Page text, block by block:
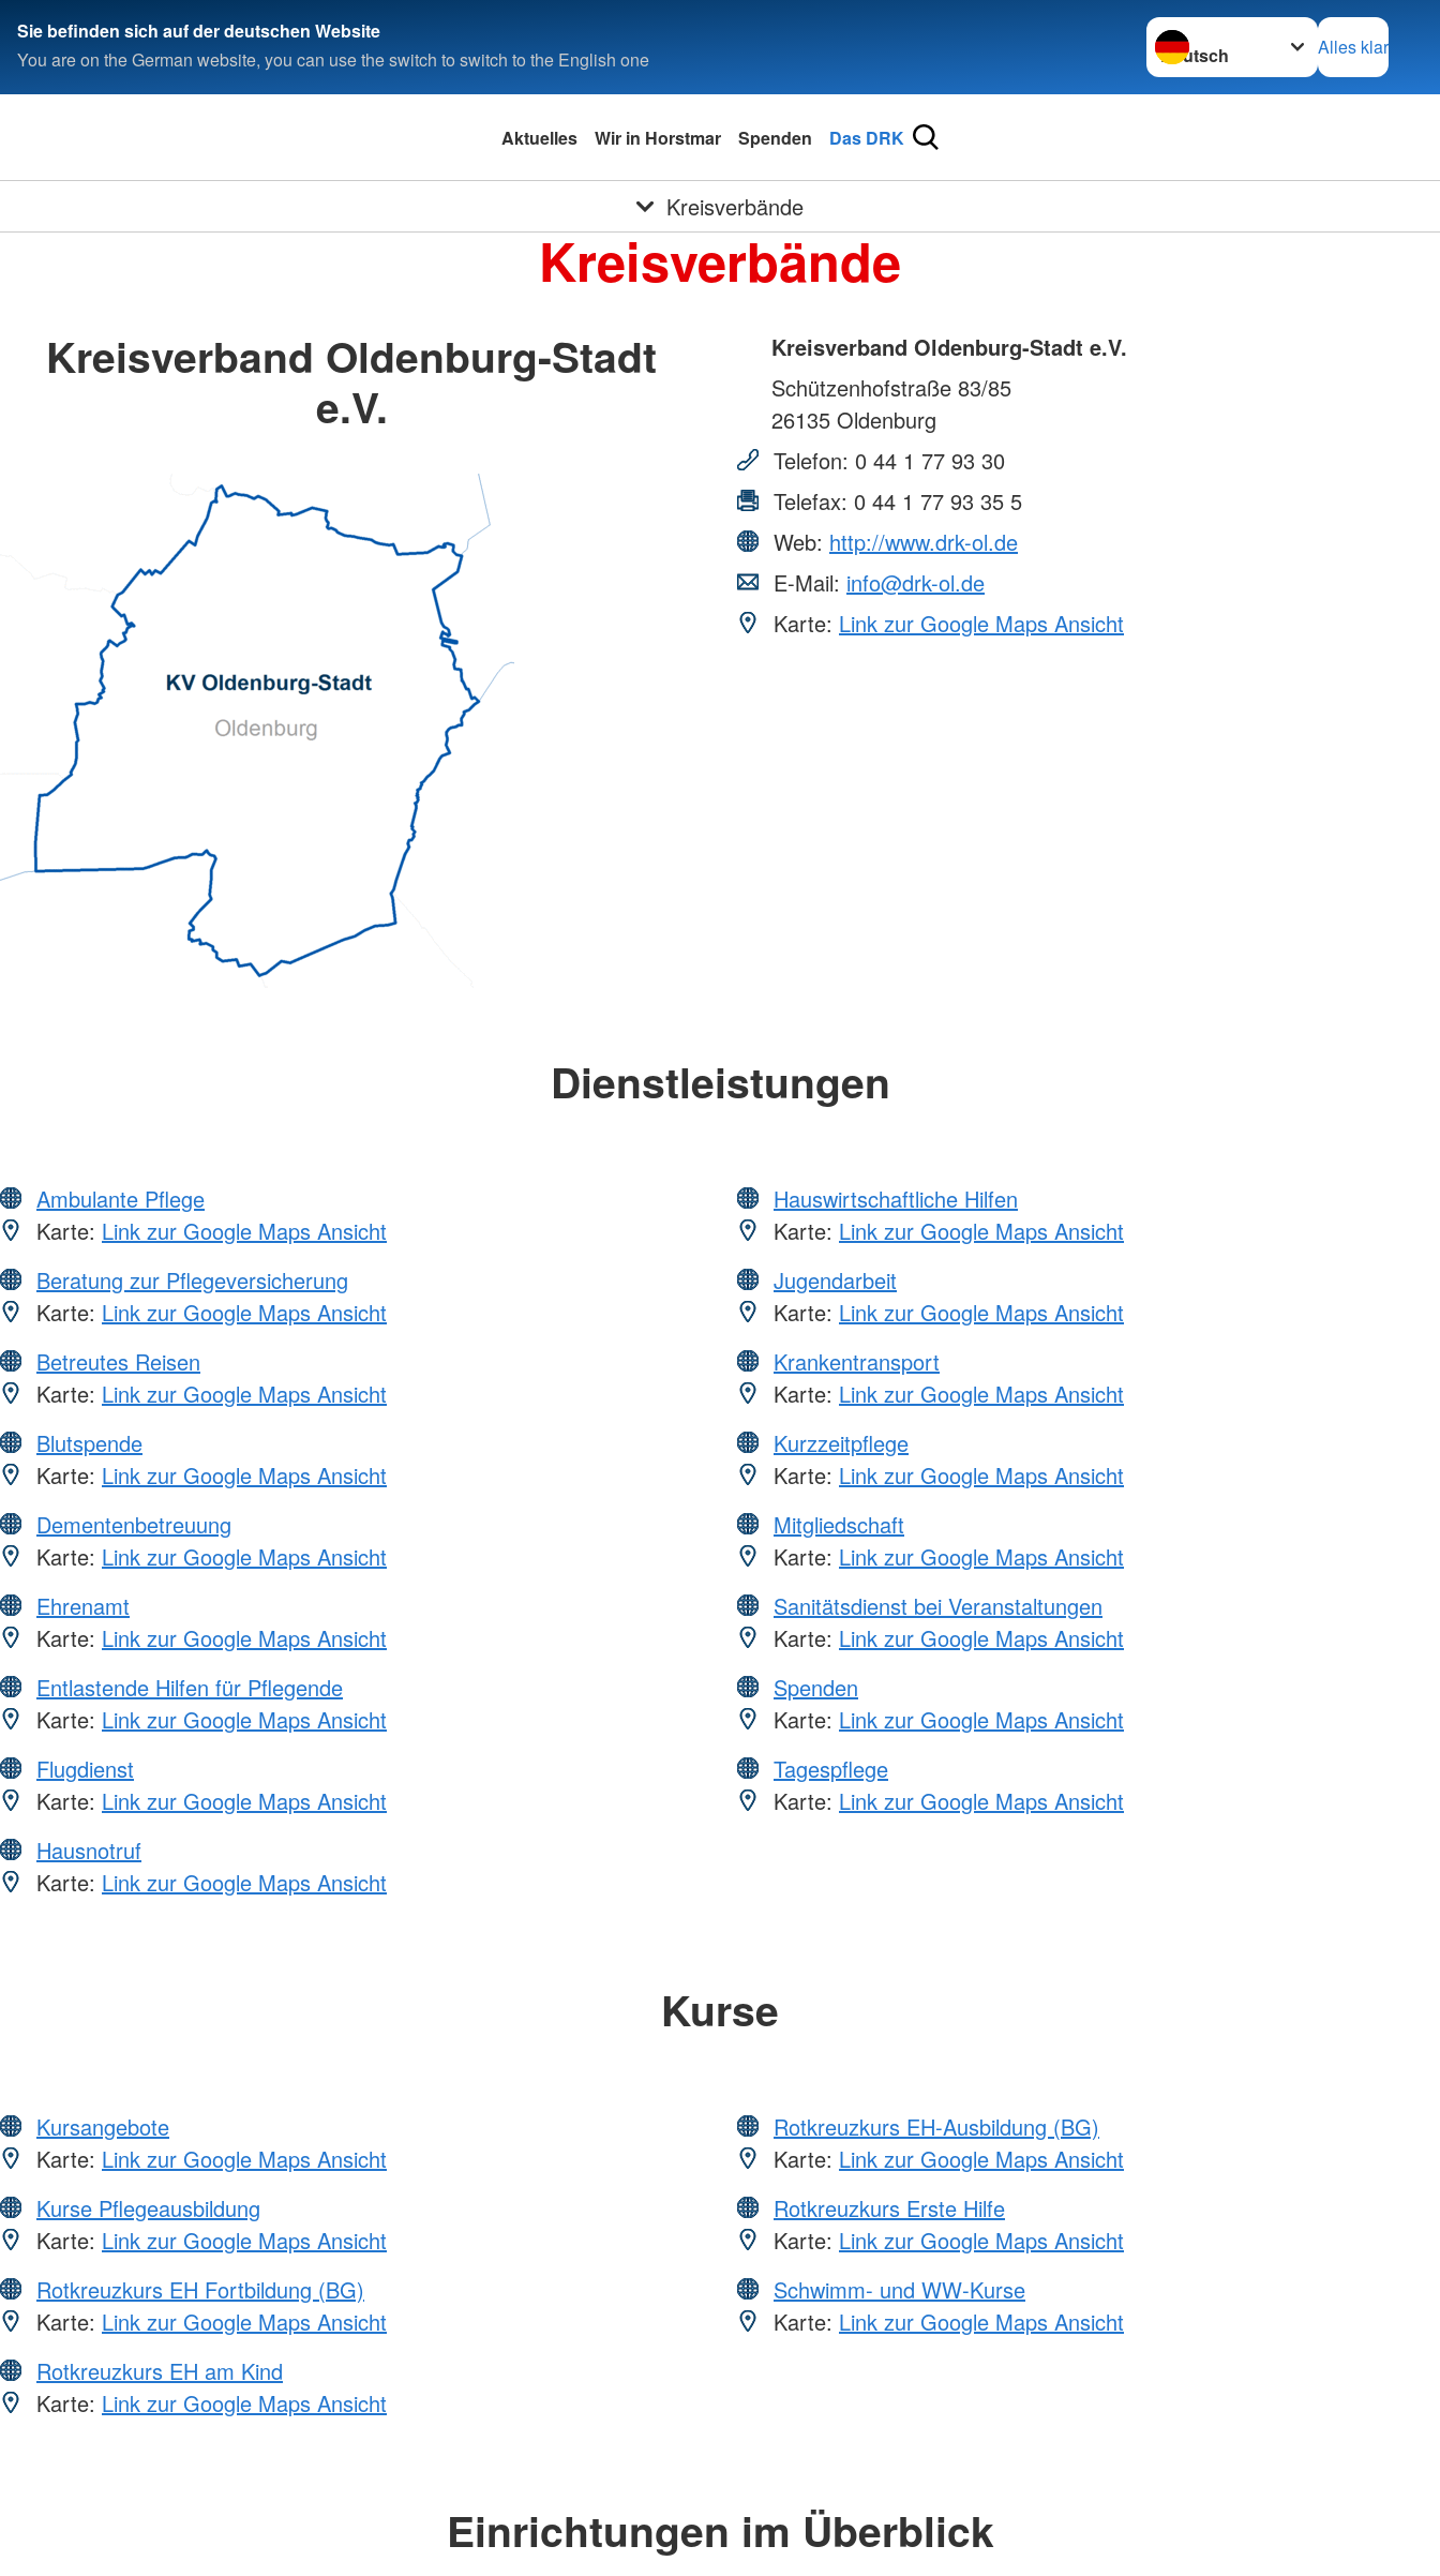
Sie befinden sich auf der deutschen Website
You are on the German website, you can use the switch to switch to the English one
Sprache wechseln zu
Alles klar
Aktuelles Wir in Horstmar Spenden Das DRK
Kreisverbände
Kreisverbände
Kreisverband Oldenburg-Stadt
e.V.
Kreisverband Oldenburg-Stadt e.V.
Schützenhofstraße 83/85
26135 Oldenburg
Telefon: 0 44 1 77 93 30
Telefax: 0 44 1 77 93 35 5
Web: http://www.drk-ol.de
E-Mail: info@drk-ol.de
Karte: Link zur Google Maps Ansicht
Dienstleistungen
Ambulante Pflege
Karte: Link zur Google Maps Ansicht
Beratung zur Pflegeversicherung
Karte: Link zur Google Maps Ansicht
Betreutes Reisen
Karte: Link zur Google Maps Ansicht
Blutspende
Karte: Link zur Google Maps Ansicht
Dementenbetreuung
Karte: Link zur Google Maps Ansicht
Ehrenamt
Karte: Link zur Google Maps Ansicht
Entlastende Hilfen für Pflegende
Karte: Link zur Google Maps Ansicht
Flugdienst
Karte: Link zur Google Maps Ansicht
Hausnotruf
Karte: Link zur Google Maps Ansicht
Hauswirtschaftliche Hilfen
Karte: Link zur Google Maps Ansicht
Jugendarbeit
Karte: Link zur Google Maps Ansicht
Krankentransport
Karte: Link zur Google Maps Ansicht
Kurzzeitpflege
Karte: Link zur Google Maps Ansicht
Mitgliedschaft
Karte: Link zur Google Maps Ansicht
Sanitätsdienst bei Veranstaltungen
Karte: Link zur Google Maps Ansicht
Spenden
Karte: Link zur Google Maps Ansicht
Tagespflege
Karte: Link zur Google Maps Ansicht
Kurse
Kursangebote
Karte: Link zur Google Maps Ansicht
Kurse Pflegeausbildung
Karte: Link zur Google Maps Ansicht
Rotkreuzkurs EH Fortbildung (BG)
Karte: Link zur Google Maps Ansicht
Rotkreuzkurs EH am Kind
Karte: Link zur Google Maps Ansicht
Rotkreuzkurs EH-Ausbildung (BG)
Karte: Link zur Google Maps Ansicht
Rotkreuzkurs Erste Hilfe
Karte: Link zur Google Maps Ansicht
Schwimm- und WW-Kurse
Karte: Link zur Google Maps Ansicht
Einrichtungen im Überblick